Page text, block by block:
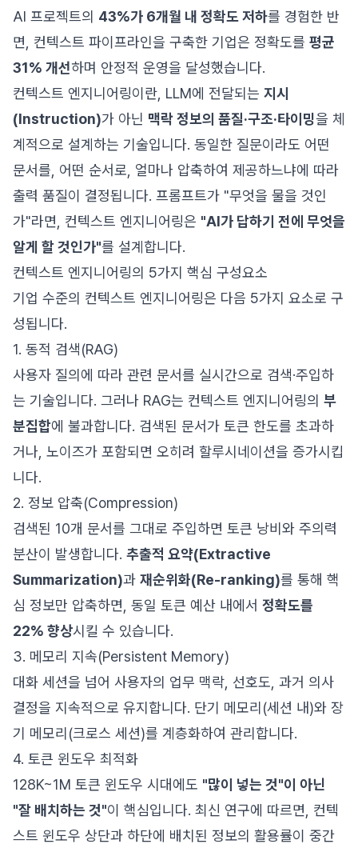
AI 프로젝트의 43%가 6개월 내 정확도 저하를 경험한 반
면, 컨텍스트 파이프라인을 구축한 기업은 정확도를 평균
31% 개선하며 안정적 운영을 달성했습니다.
컨텍스트 엔지니어링이란, LLM에 전달되는 지시
(Instruction)가 아닌 맥락 정보의 품질·구조·타이밍을 체
계적으로 설계하는 기술입니다. 동일한 질문이라도 어떤
문서를, 어떤 순서로, 얼마나 압축하여 제공하느냐에 따라
출력 품질이 결정됩니다. 프롬프트가 "무엇을 물을 것인
가"라면, 컨텍스트 엔지니어링은 "AI가 답하기 전에 무엇을
알게 할 것인가"를 설계합니다.
컨텍스트 엔지니어링의 5가지 핵심 구성요소
기업 수준의 컨텍스트 엔지니어링은 다음 5가지 요소로 구
성됩니다.
1. 동적 검색(RAG)
사용자 질의에 따라 관련 문서를 실시간으로 검색·주입하
는 기술입니다. 그러나 RAG는 컨텍스트 엔지니어링의 부
분집합에 불과합니다. 검색된 문서가 토큰 한도를 초과하
거나, 노이즈가 포함되면 오히려 할루시네이션을 증가시킵
니다.
2. 정보 압축(Compression)
검색된 10개 문서를 그대로 주입하면 토큰 낭비와 주의력
분산이 발생합니다. 추출적 요약(Extractive
Summarization)과 재순위화(Re-ranking)를 통해 핵
심 정보만 압축하면, 동일 토큰 예산 내에서 정확도를
22% 향상시킬 수 있습니다.
3. 메모리 지속(Persistent Memory)
대화 세션을 넘어 사용자의 업무 맥락, 선호도, 과거 의사
결정을 지속적으로 유지합니다. 단기 메모리(세션 내)와 장
기 메모리(크로스 세션)를 계층화하여 관리합니다.
4. 토큰 윈도우 최적화
128K~1M 토큰 윈도우 시대에도 "많이 넣는 것"이 아닌
"잘 배치하는 것"이 핵심입니다. 최신 연구에 따르면, 컨텍
스트 윈도우 상단과 하단에 배치된 정보의 활용률이 중간